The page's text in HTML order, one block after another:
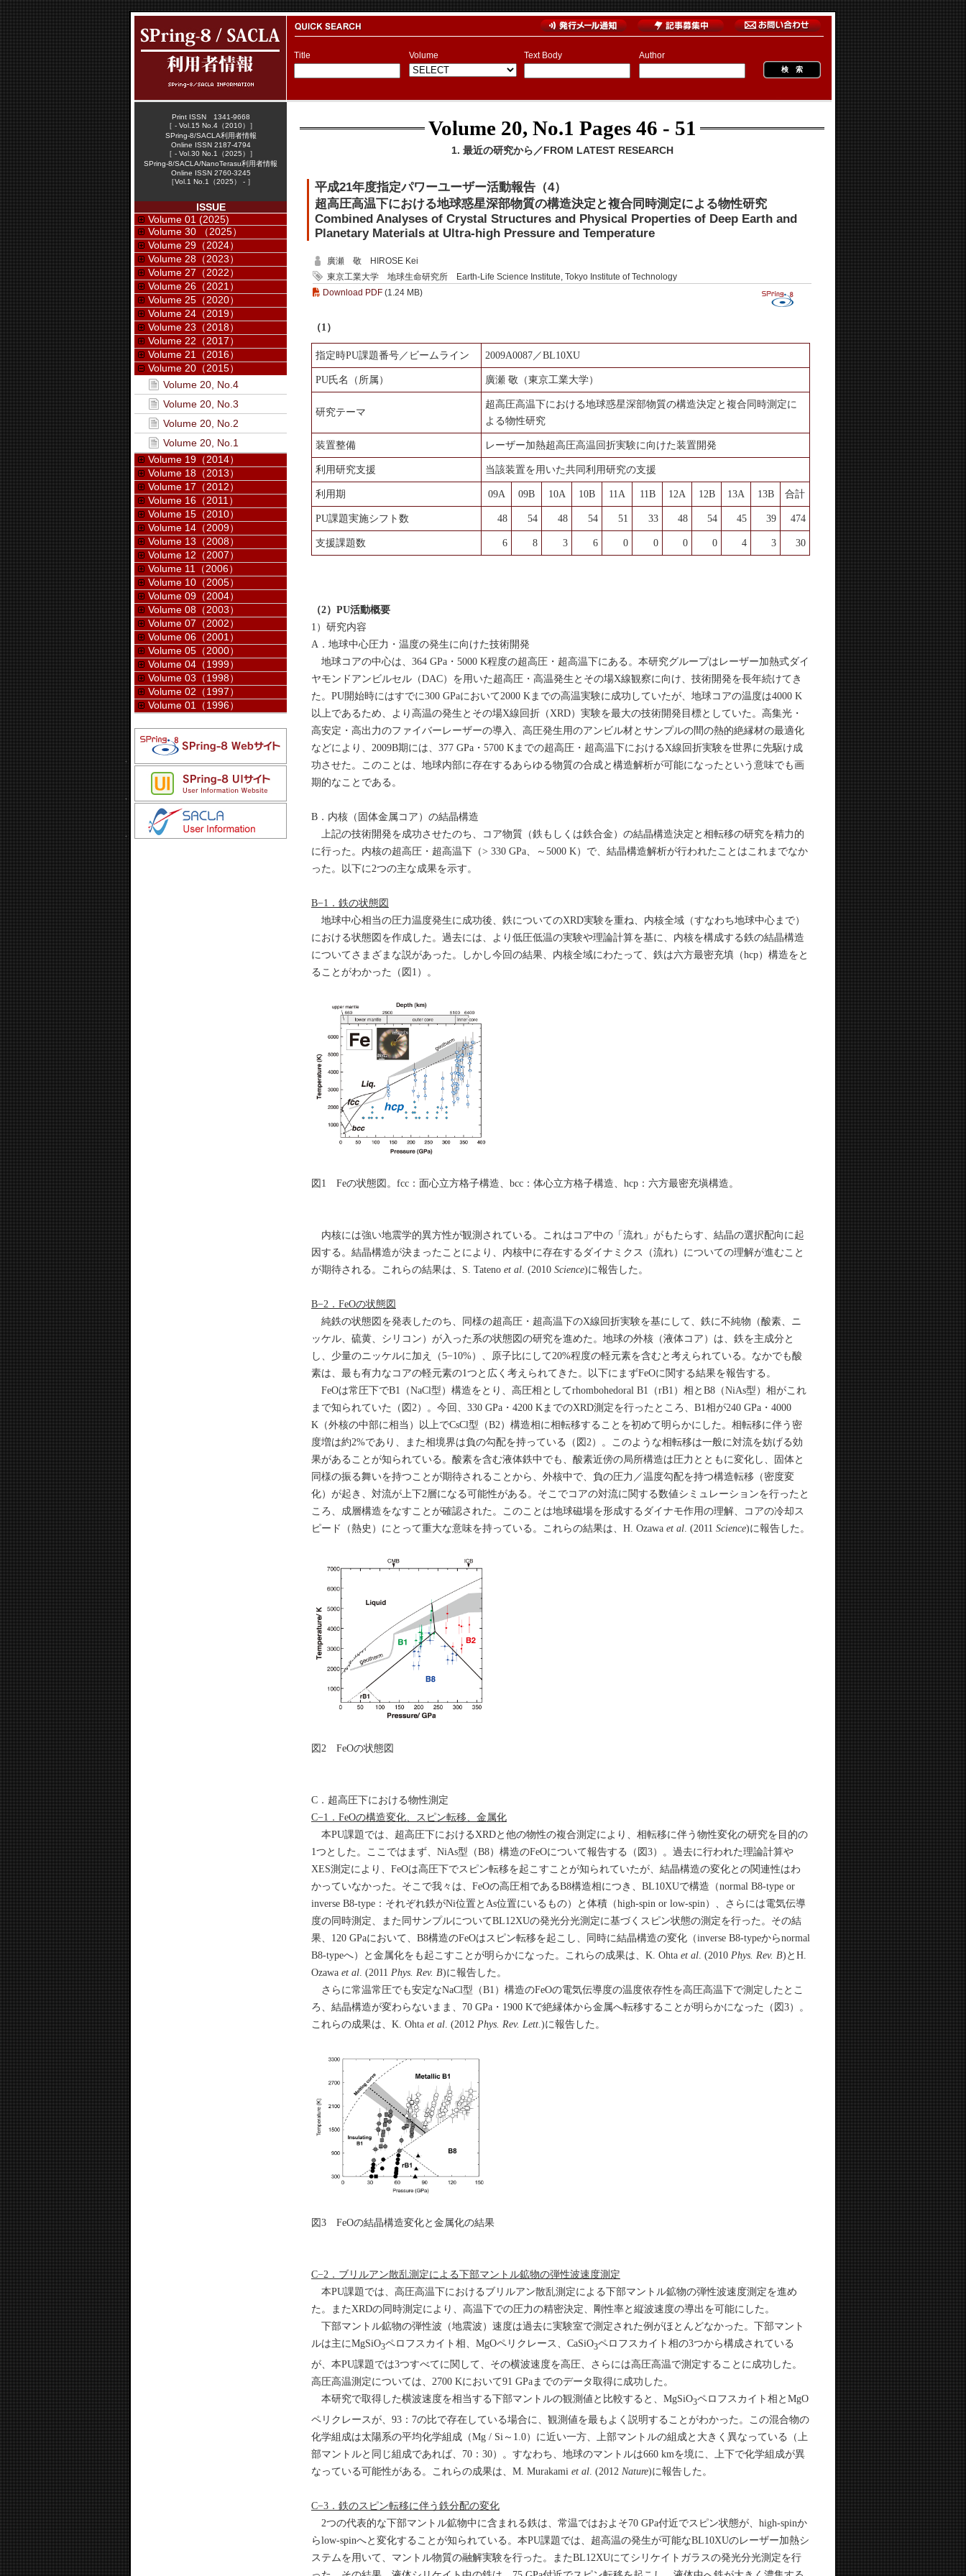
Title Volume Text Body Author
Volume 20, No.1 Pages 46 - 51
1. 最近の研究から／FROM LATEST RESEARCH
平成21年度指定パワーユーザー活動報告（4）
超高圧高温下における地球惑星深部物質の構造決定と複合同時測定による物性研究
Combined Analyses of Crystal Structures and Physical Properties of Deep Earth and
Planetary Materials at Ultra-high Pressure and Temperature
廣瀬 敬 HIROSE Kei
東京工業大学 地球生命研究所 Earth-Life Science Institute, Tokyo Institute of Technology
Download PDF (1.24 MB)
（1）
指定時PU課題番号／ビームライン 2009A0087／BL10XU
PU氏名（所属） 廣瀬 敬（東京工業大学）
研究テーマ
超高圧高温下における地球惑星深部物質の構造決定と複合同時測定に
よる物性研究
装置整備 レーザー加熱超高圧高温回折実験に向けた装置開発
利用研究支援 当該装置を用いた共同利用研究の支援
利用期 09A 09B 10A 10B 11A 11B 12A 12B 13A 13B 合計
PU課題実施シフト数 48 54 48 54 51 33 48 54 45 39 474
支援課題数 6 8 3 6 0 0 0 0 4 3 30
（2）PU活動概要
1）研究内容
A．地球中心圧力・温度の発生に向けた技術開発
地球コアの中心は、364 GPa・5000 K程度の超高圧・超高温下にある。本研究グループはレーザー加熱式ダイ
ヤモンドアンビルセル（DAC）を用いた超高圧・高温発生とその場X線観察に向け、技術開発を長年続けてき
た。PU開始時にはすでに300 GPaにおいて2000 Kまでの高温実験に成功していたが、地球コアの温度は4000 K
以上であるため、より高温の発生とその場X線回折（XRD）実験を最大の技術開発目標としていた。高集光・
高安定・高出力のファイバーレーザーの導入、高圧発生用のアンビル材とサンプルの間の熱的絶縁材の最適化
などにより、2009B期には、377 GPa・5700 Kまでの超高圧・超高温下におけるX線回折実験を世界に先駆け成
功させた。このことは、地球内部に存在するあらゆる物質の合成と構造解析が可能になったという意味でも画
期的なことである。
B．内核（固体金属コア）の結晶構造
上記の技術開発を成功させたのち、コア物質（鉄もしくは鉄合金）の結晶構造決定と相転移の研究を精力的
に行った。内核の超高圧・超高温下（> 330 GPa、～5000 K）で、結晶構造解析が行われたことはこれまでなか
った。以下に2つの主な成果を示す。
B−1．鉄の状態図
地球中心相当の圧力温度発生に成功後、鉄についてのXRD実験を重ね、内核全域（すなわち地球中心まで）
における状態図を作成した。過去には、より低圧低温の実験や理論計算を基に、内核を構成する鉄の結晶構造
についてさまざまな説があった。しかし今回の結果、内核全域にわたって、鉄は六方最密充填（hcp）構造をと
ることがわかった（図1）。
図1 Feの状態図。fcc：面心立方格子構造、bcc：体心立方格子構造、hcp：六方最密充塡構造。
内核には強い地震学的異方性が観測されている。これはコア中の「流れ」がもたらす、結晶の選択配向に起
因する。結晶構造が決まったことにより、内核中に存在するダイナミクス（流れ）についての理解が進むこと
が期待される。これらの結果は、S. Tateno et al . (2010 Science)に報告した。
B−2．FeOの状態図
純鉄の状態図を発表したのち、同様の超高圧・超高温下のX線回折実験を基にして、鉄に不純物（酸素、ニ
ッケル、硫黄、シリコン）が入った系の状態図の研究を進めた。地球の外核（液体コア）は、鉄を主成分と
し、少量のニッケルに加え（5−10%）、原子比にして20%程度の軽元素を含むと考えられている。なかでも酸
素は、最も有力なコアの軽元素の1つと広く考えられてきた。以下にまずFeOに関する結果を報告する。
FeOは常圧下でB1（NaCl型）構造をとり、高圧相としてrhombohedoral B1（rB1）相とB8（NiAs型）相がこれ
まで知られていた（図2）。今回、330 GPa・4200 KまでのXRD測定を行ったところ、B1相が240 GPa・4000
K（外核の中部に相当）以上でCsCl型（B2）構造相に相転移することを初めて明らかにした。相転移に伴う密
度増は約2%であり、また相境界は負の勾配を持っている（図2）。このような相転移は一般に対流を妨げる効
果があることが知られている。酸素を含む液体鉄中でも、酸素近傍の局所構造は圧力とともに変化し、固体と
同様の振る舞いを持つことが期待されることから、外核中で、負の圧力／温度勾配を持つ構造転移（密度変
化）が起き、対流が上下2層になる可能性がある。そこでコアの対流に関する数値シミュレーションを行ったと
ころ、成層構造をなすことが確認された。このことは地球磁場を形成するダイナモ作用の理解、コアの冷却ス
ピード（熱史）にとって重大な意味を持っている。これらの結果は、H. Ozawa et al . (2011 Science)に報告した。
図2 FeOの状態図
C．超高圧下における物性測定
C−1．FeOの構造変化、スピン転移、金属化
本PU課題では、超高圧下におけるXRDと他の物性の複合測定により、相転移に伴う物性変化の研究を目的の
1つとした。ここではまず、NiAs型（B8）構造のFeOについて報告する（図3）。過去に行われた理論計算や
XES測定により、FeOは高圧下でスピン転移を起こすことが知られていたが、結晶構造の変化との関連性はわ
かっていなかった。そこで我々は、FeOの高圧相であるB8構造相につき、BL10XUで構造（normal B8-type or
inverse B8-type：それぞれ鉄がNi位置とAs位置にいるもの）と体積（high-spin or low-spin）、さらには電気伝導
度の同時測定、また同サンプルについてBL12XUの発光分光測定に基づくスピン状態の測定を行った。その結
果、120 GPaにおいて、B8構造のFeOはスピン転移を起こし、同時に結晶構造の変化（inverse B8-typeからnormal
B8-typeへ）と金属化をも起こすことが明らかになった。これらの成果は、K. Ohta et al . (2010 Phys. Rev. B)とH.
Ozawa et al . (2011 Phys. Rev. B)に報告した。
さらに常温常圧でも安定なNaCl型（B1）構造のFeOの電気伝導度の温度依存性を高圧高温下で測定したとこ
ろ、結晶構造が変わらないまま、70 GPa・1900 Kで絶縁体から金属へ転移することが明らかになった（図3）。
これらの成果は、K. Ohta et al . (2012 Phys. Rev. Lett .)に報告した。
図3 FeOの結晶構造変化と金属化の結果
C−2．ブリルアン散乱測定による下部マントル鉱物の弾性波速度測定
本PU課題では、高圧高温下におけるブリルアン散乱測定による下部マントル鉱物の弾性波速度測定を進め
た。またXRDの同時測定により、高温下での圧力の精密決定、剛性率と縦波速度の導出を可能にした。
下部マントル鉱物の弾性波（地震波）速度は過去に実験室で測定された例がほとんどなかった。下部マント
ルは主にMgSiO3ペロフスカイト相、MgOペリクレース、CaSiO3ペロフスカイト相の3つから構成されている
が、本PU課題では3つすべてに関して、その横波速度を高圧、さらには高圧高温で測定することに成功した。
高圧高温測定については、2700 Kにおいて91 GPaまでのデータ取得に成功した。
本研究で取得した横波速度を相当する下部マントルの観測値と比較すると、MgSiO3ペロフスカイト相とMgO
ペリクレースが、93：7の比で存在している場合に、観測値を最もよく説明することがわかった。この混合物の
化学組成は太陽系の平均化学組成（Mg / Si～1.0）に近い一方、上部マントルの組成と大きく異なっている（上
部マントルと同じ組成であれば、70：30）。すなわち、地球のマントルは660 kmを境に、上下で化学組成が異
なっている可能性がある。これらの成果は、M. Murakami et al . (2012 Nature)に報告した。
C−3．鉄のスピン転移に伴う鉄分配の変化
2つの代表的な下部マントル鉱物中に含まれる鉄は、常温ではおよそ70 GPa付近でスピン状態が、high-spinか
らlow-spinへと変化することが知られている。本PU課題では、超高温の発生が可能なBL10XUのレーザー加熱シ
ステムを用いて、マントル物質の融解実験を行った。またBL12XUにてシリケイトガラスの発光分光測定を行
Print ISSN 1341-9668
［ - Vol.15 No.4（2010）］
SPring-8/SACLA利用者情報
Online ISSN 2187-4794
［ - Vol.30 No.1（2025）］
SPring-8/SACLA/NanoTerasu利用者情報
Online ISSN 2760-3245
［Vol.1 No.1（2025） - ］
ISSUE
Volume 01 (2025)
Volume 30 （2025）
Volume 29（2024）
Volume 28（2023）
Volume 27（2022）
Volume 26（2021）
Volume 25（2020）
Volume 24（2019）
Volume 23（2018）
Volume 22（2017）
Volume 21（2016）
Volume 20（2015）
Volume 20, No.4
Volume 20, No.3
Volume 20, No.2
Volume 20, No.1
Volume 19（2014）
Volume 18（2013）
Volume 17（2012）
Volume 16（2011）
Volume 15（2010）
Volume 14（2009）
Volume 13（2008）
Volume 12（2007）
Volume 11（2006）
Volume 10（2005）
Volume 09（2004）
Volume 08（2003）
Volume 07（2002）
Volume 06（2001）
Volume 05（2000）
Volume 04（1999）
Volume 03（1998）
Volume 02（1997）
Volume 01（1996）